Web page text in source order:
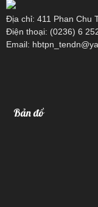
Địa chỉ: 411 Phan Chu
Điện thoại: (0236) 6
Email:
Bản đồ